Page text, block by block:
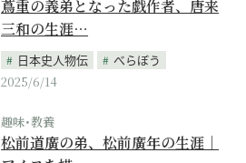
蔦重の義弟となった戯作者、唐来
三和の生涯…
日本史人物伝
べらぼう
2025/6/14
趣味･教養
松前道廣の弟、松前廣年の生涯｜